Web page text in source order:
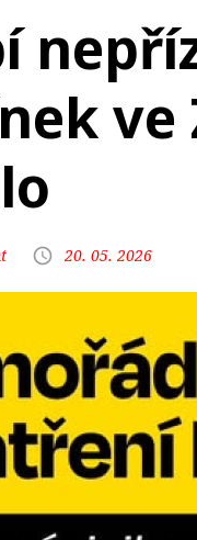
20. 05. 2026